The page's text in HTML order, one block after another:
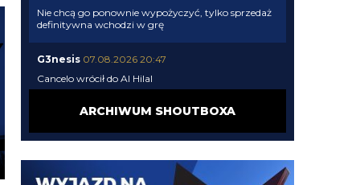
Nie chcą go ponownie wypożyczyć, tylko sprzedaż
definitywna wchodzi w grę
G3nesis 07.08.2026 20:47
Cancelo wrócił do Al Hilal
Nerazzurro90 07.08.2026 19:42
Botmon publicznie czci zmarlego bandyte
piscitelliego brak slow obraz nedzy i rozpaczy
G3nesis 07.08.2026 19:15
ARCHIWUM SHOUTBOXA